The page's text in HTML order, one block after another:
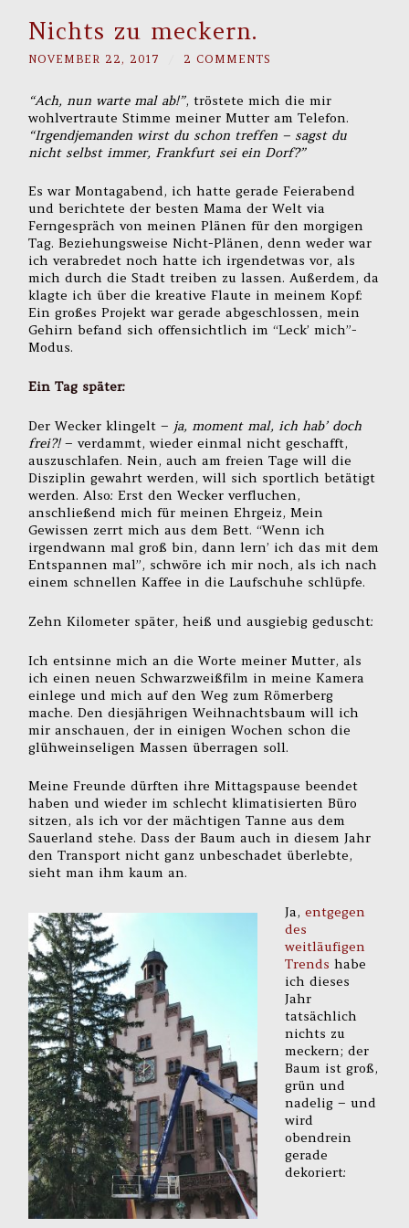
Nichts zu meckern.
NOVEMBER 22, 2017 2 COMMENTS
“Ach, nun warte mal ab!”, tröstete mich die mir
wohlvertraute Stimme meiner Mutter am Telefon.
“Irgendjemanden wirst du schon treffen – sagst du
nicht selbst immer, Frankfurt sei ein Dorf?”
Es war Montagabend, ich hatte gerade Feierabend
und berichtete der besten Mama der Welt via
Ferngespräch von meinen Plänen für den morgigen
Tag. Beziehungsweise Nicht-Plänen, denn weder war
ich verabredet noch hatte ich irgendetwas vor, als
mich durch die Stadt treiben zu lassen. Außerdem, da
klagte ich über die kreative Flaute in meinem Kopf:
Ein großes Projekt war gerade abgeschlossen, mein
Gehirn befand sich offensichtlich im “Leck’ mich”-
Modus.
Ein Tag später:
Der Wecker klingelt – ja, moment mal, ich hab’ doch
frei?!– verdammt, wieder einmal nicht geschafft,
auszuschlafen. Nein, auch am freien Tage will die
Disziplin gewahrt werden, will sich sportlich betätigt
werden. Also: Erst den Wecker verfluchen,
anschließend mich für meinen Ehrgeiz, Mein
Gewissen zerrt mich aus dem Bett. “Wenn ich
irgendwann mal groß bin, dann lern’ ich das mit dem
Entspannen mal”, schwöre ich mir noch, als ich nach
einem schnellen Kaffee in die Laufschuhe schlüpfe.
Zehn Kilometer später, heiß und ausgiebig geduscht:
Ich entsinne mich an die Worte meiner Mutter, als
ich einen neuen Schwarzweißfilm in meine Kamera
einlege und mich auf den Weg zum Römerberg
mache. Den diesjährigen Weihnachtsbaum will ich
mir anschauen, der in einigen Wochen schon die
glühweinseligen Massen überragen soll.
Meine Freunde dürften ihre Mittagspause beendet
haben und wieder im schlecht klimatisierten Büro
sitzen, als ich vor der mächtigen Tanne aus dem
Sauerland stehe. Dass der Baum auch in diesem Jahr
den Transport nicht ganz unbeschadet überlebte,
sieht man ihm kaum an.
Ja,entgegen
des
weitläufigen
Trends habe
ich dieses
Jahr
tatsächlich
nichts zu
meckern; der
Baum ist groß,
grün und
nadelig – und
wird
obendrein
gerade
dekoriert: